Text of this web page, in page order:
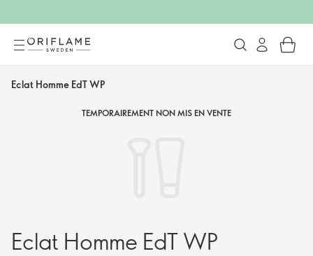
Eclat Homme EdT WP
TEMPORAIREMENT NON MIS EN VENTE
Eclat Homme EdT WP